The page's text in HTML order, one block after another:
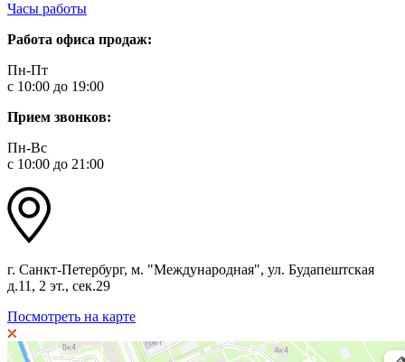
Часы работы
Работа офиса продаж:
Пн-Пт
с 10:00 до 19:00
Прием звонков:
Пн-Вс
с 10:00 до 21:00
г. Санкт-Петербург, м. "Международная", ул. Будапештская
д.11, 2 эт., сек.29
Посмотреть на карте